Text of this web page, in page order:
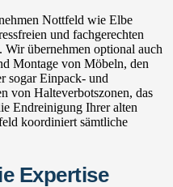
Nottfeld wie Elbe
und fachgerechten
übernehmen optional auch
Montage von Möbeln, den
sogar Einpack- und
von Halteverbotszonen, das
Endreinigung Ihrer alten
koordiniert sämtliche
Expertise